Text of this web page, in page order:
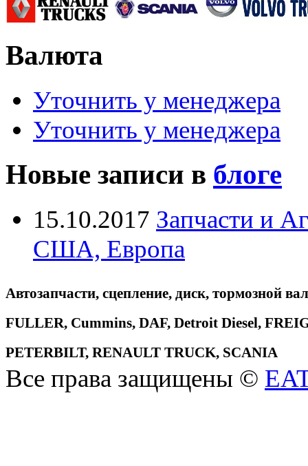
Валюта
Уточнить у менеджера
Уточнить у менеджера
Новые записи в блоге
15.10.2017 Запчасти и
США, Европа
Автозапчасти, сцепление, диск, тормозной
FULLER, Cummins, DAF, Detroit Diesel,
PETERBILT, RENAULT TRUCK, SCANIA
Все права защищены ©